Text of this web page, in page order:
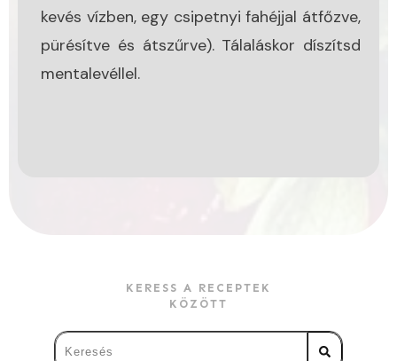
kevés vízben, egy csipetnyi fahéjjal átfőzve,
pürésítve és átszűrve). Tálaláskor díszítsd
mentalevéllel.
KERESS A RECEPTEK
KÖZÖTT